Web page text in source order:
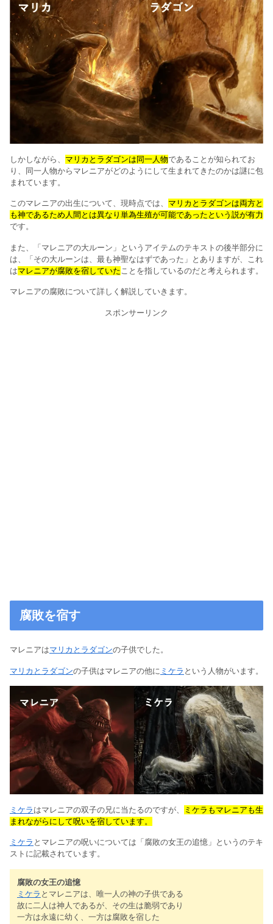
しかしながら、 マリカとラダゴンは同一人物であることが知られてお
り、同一人物からマレニアがどのようにして生まれてきたのかは謎に包
まれています。
このマレニアの出生について、現時点では、 マリカとラダゴンは両方と
も神であるため人間とは異なり単為生殖が可能であったという説が有力
です。
また、「マレニアの大ルーン」というアイテムのテキストの後半部分に
は、「その大ルーンは、最も神聖なはずであった」とありますが、これ
はマレニアが腐敗を宿していた ことを指しているのだと考えられます。
マレニアの腐敗について詳しく解説していきます。
スポンサーリンク
腐敗を宿す
マレニアはマリカとラダゴンの子供でした。
マリカとラダゴンの子供はマレニアの他に ミケラ という人物がいます。
ミケラ はマレニアの双子の兄に当たるのですが、
ミケラもマレニアも生
まれながらにして呪いを宿しています。
ミケラ とマレニアの呪いについては「腐敗の女王の追憶」というのテキ
ストに記載されています。
腐敗の女王の追憶
ミケラ とマレニアは、唯一人の神の子供である
故に二人は神人であるが、その生は脆弱であり
一方は永遠に幼く、一方は腐敗を宿した